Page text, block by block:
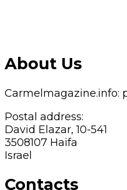
About Us
Carmelmagazine.info:
Postal address:
David Elazar, 10-541
3508107 Haifa
Israel
Contacts